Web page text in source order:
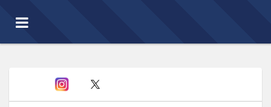
Toggle
navigation